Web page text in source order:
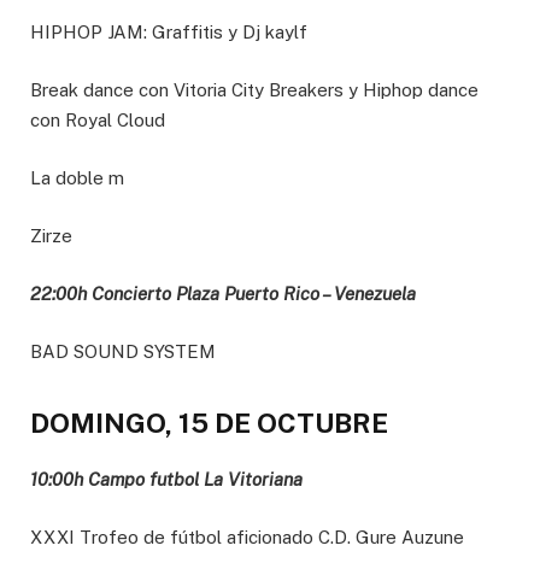
HIPHOP JAM: Graffitis y Dj kaylf
Break dance con Vitoria City Breakers y Hiphop dance
con Royal Cloud
La doble m
Zirze
22:00h Concierto Plaza Puerto Rico – Venezuela
BAD SOUND SYSTEM
DOMINGO, 15 DE OCTUBRE
10:00h Campo futbol La Vitoriana
XXXI Trofeo de fútbol aficionado C.D. Gure Auzune